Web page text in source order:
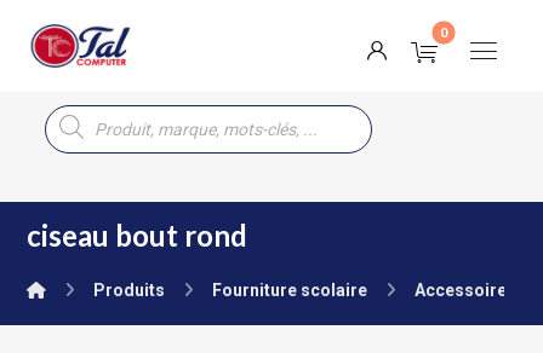
ciseau bout rond
Produits Fourniture scolaire Accessoires &